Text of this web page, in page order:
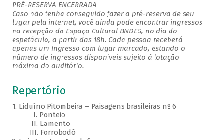
PRÉ-RESERVA ENCERRADA
Caso não tenha conseguido fazer a pré-reserva de seu
lugar pela internet, você ainda pode encontrar ingressos
na recepção do Espaço Cultural BNDES, no dia do
espetáculo, a partir das 18h. Cada pessoa receberá
apenas um ingresso com lugar marcado, estando o
número de ingressos disponíveis sujeito à lotação
máxima do auditório.
Repertório
1. Liduíno Pitombeira – Paisagens brasileiras nº 6
I. Ponteio
II. Lamento
III. Forrobodó